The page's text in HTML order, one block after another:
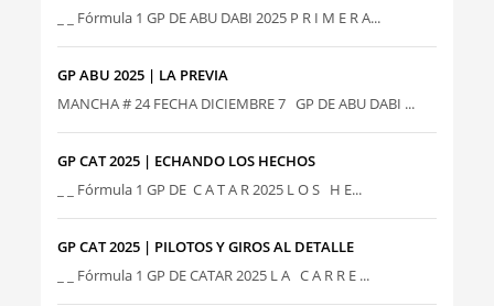
_ _ Fórmula 1 GP DE ABU DABI 2025 P R I M E R A...
GP ABU 2025 | LA PREVIA
MANCHA # 24 FECHA DICIEMBRE 7 GP DE ABU DABI ...
GP CAT 2025 | ECHANDO LOS HECHOS
_ _ Fórmula 1 GP DE C A T A R 2025 L O S H E...
GP CAT 2025 | PILOTOS Y GIROS AL DETALLE
_ _ Fórmula 1 GP DE CATAR 2025 L A C A R R E ...